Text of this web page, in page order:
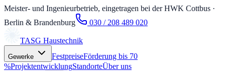
Meister- und Ingenieurbetrieb, eingetragen bei der HWK Cottbus ·
Berlin & Brandenburg
030 / 208 489 020
TASG Haustechnik
Gewerke FestpreiseFörderung bis 70
%ProjektentwicklungStandorteÜber uns